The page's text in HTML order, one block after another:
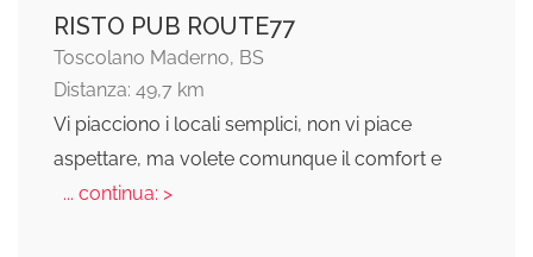
RISTO PUB ROUTE77
Toscolano Maderno, BS
Distanza: 49,7 km
Vi piacciono i locali semplici, non vi piace
aspettare, ma volete comunque il comfort e
... continua: >